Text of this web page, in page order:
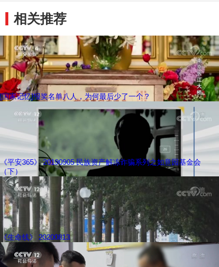
相关推荐
[国家记忆]报奖名单八人，为何最后少了一个？
《平安365》 20190905 民族资产解冻诈骗系列之如意园基金会
（下）
《生命线》 20200813